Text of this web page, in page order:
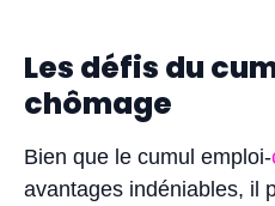
Les défis du
chômage
Bien que le cumul emploi-
avantages indéniables, il